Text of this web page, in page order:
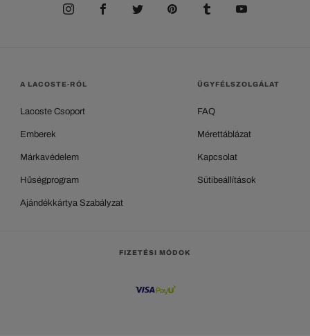
A LACOSTE-RÓL
Lacoste Csoport
Emberek
Márkavédelem
Hűségprogram
Ajándékkártya Szabályzat
ÜGYFÉLSZOLGÁLAT
FAQ
Mérettáblázat
Kapcsolat
Sütibeállítások
FIZETÉSI MÓDOK